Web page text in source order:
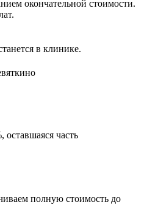
окончательной стоимости.
в клинике.
оставшаяся часть
полную стоимость до